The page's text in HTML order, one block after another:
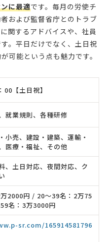
に最適です。毎月の労使チ
および監督省庁とのトラブ
関するアドバイスや、社員
。平日だけでなく、土日祝
可能という点も魅力です。
00【土日祝】
就業規則、各種研修
小売、建設・建築、運輸・
医療・福祉、その他
、土日対応、夜間対応、ク
2000円 / 20〜39名：2万75
名：3万3000円
sr.com/165914581796